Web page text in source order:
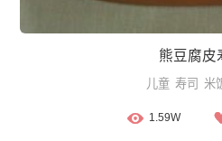
熊豆腐皮
儿童 寿司 米
1.59W